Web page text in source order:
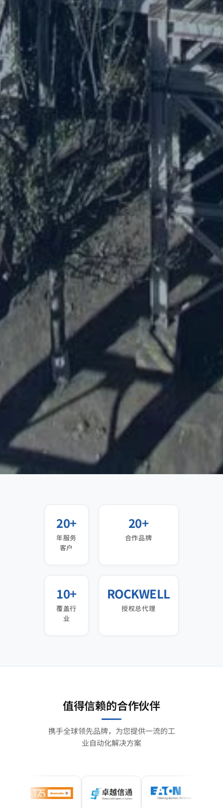
20+
年服务
客户
20+
合作品牌
10+
覆盖行
业
ROCKWELL
授权总代理
值得信赖的合作伙伴
携手全球领先品牌，为您提供一流的工
业自动化解决方案